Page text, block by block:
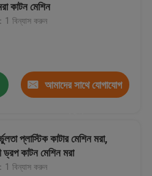
কাটন মেশিন
1 বিন্যাস করুন
আমাদের সাথে যোগাযোগ
প্লাস্টিক কাটার মেশিন মরা,
ড্রপ কাটন মেশিন মরা
1 বিন্যাস করুন